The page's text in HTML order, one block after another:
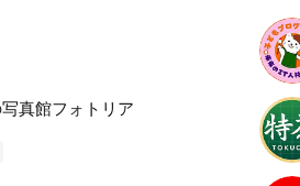
真館フォトリア